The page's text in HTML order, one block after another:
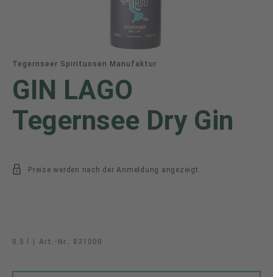
Tegernseer Spirituosen Manufaktur
GIN LAGO
Tegernsee Dry Gin
Preise werden nach der Anmeldung angezeigt.
0.5 l Art.-Nr.: 831000